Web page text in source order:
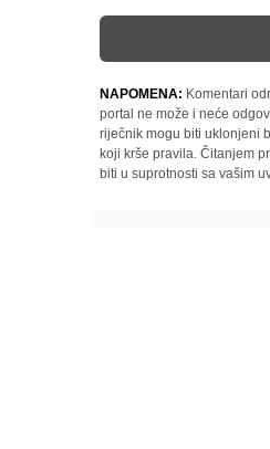
NAPOMENA: Komentari
portal ne može i neće
riječnik mogu biti uklonjeni
koji krše pravila. Čitanjem
biti u suprotnosti sa vašim